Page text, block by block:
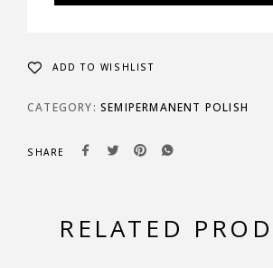
ADD TO WISHLIST
CATEGORY: SEMIPERMANENT POLISH
SHARE
RELATED